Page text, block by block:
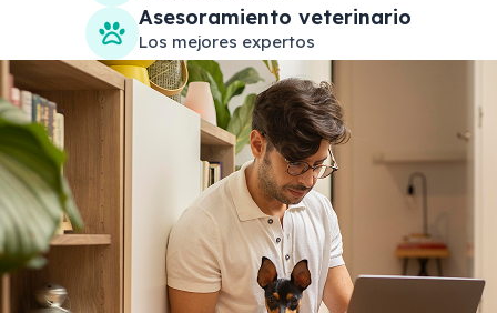
Asesoramiento veterinario
Los mejores expertos